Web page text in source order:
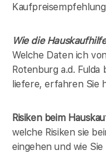
Wie die
Welche Daten ich
Rotenburg a.d.
liefere, erfahren Sie
Risiken beim
welche Risiken sie
eingehen und wie